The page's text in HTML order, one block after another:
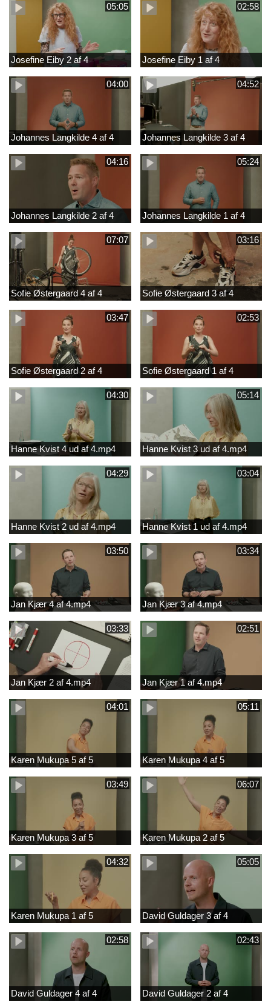
05:05
Josefine Eiby 2 af 4
02:58
Josefine Eiby 1 af 4
04:00
Johannes Langkilde 4 af 4
04:52
Johannes Langkilde 3 af 4
04:16
Johannes Langkilde 2 af 4
05:24
Johannes Langkilde 1 af 4
07:07
Sofie Østergaard 4 af 4
03:16
Sofie Østergaard 3 af 4
03:47
Sofie Østergaard 2 af 4
02:53
Sofie Østergaard 1 af 4
04:30
Hanne Kvist 4 ud af 4.mp4
05:14
Hanne Kvist 3 ud af 4.mp4
04:29
Hanne Kvist 2 ud af 4.mp4
03:04
Hanne Kvist 1 ud af 4.mp4
03:50
Jan Kjær 4 af 4.mp4
03:34
Jan Kjær 3 af 4.mp4
03:33
Jan Kjær 2 af 4.mp4
02:51
Jan Kjær 1 af 4.mp4
04:01
Karen Mukupa 5 af 5
05:11
Karen Mukupa 4 af 5
03:49
Karen Mukupa 3 af 5
06:07
Karen Mukupa 2 af 5
04:32
Karen Mukupa 1 af 5
05:05
David Guldager 3 af 4
02:58
David Guldager 4 af 4
02:43
David Guldager 2 af 4